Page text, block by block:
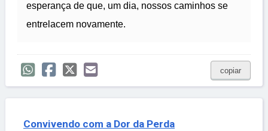
esperança de que, um dia, nossos caminhos se
entrelacem novamente.
copiar
Convivendo com a Dor da Perda